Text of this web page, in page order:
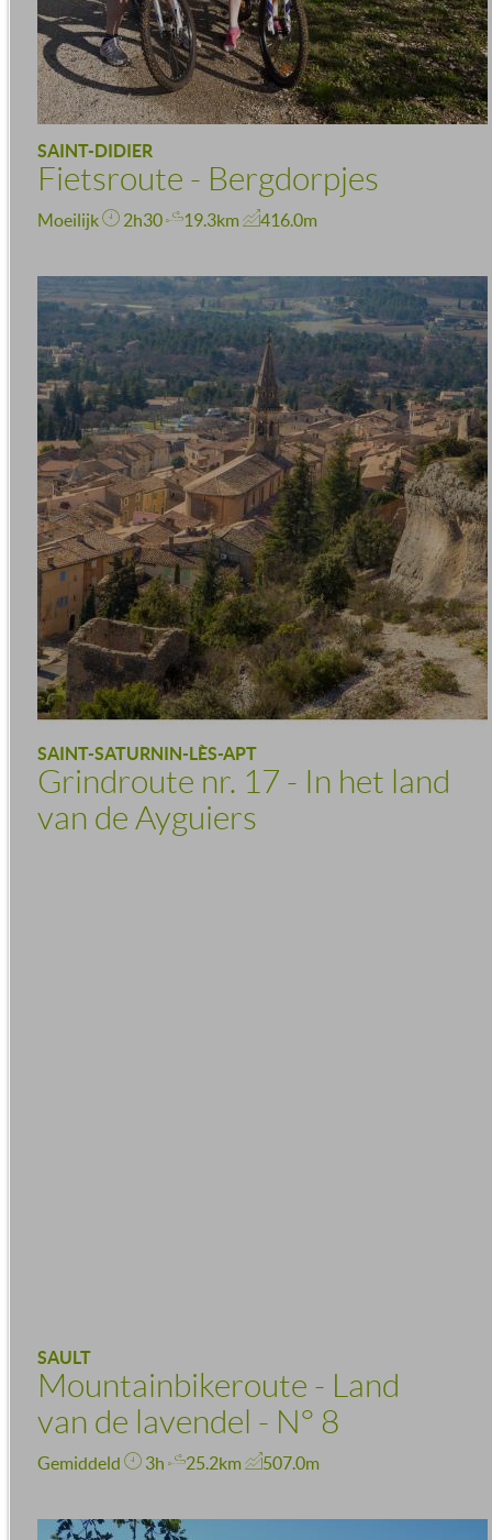
SAINT-DIDIER
Fietsroute - Bergdorpjes
Moeilijk 2h30 19.3km 416.0m
SAINT-SATURNIN-LÈS-APT
Grindroute nr. 17 - In het land
van de Ayguiers
SAULT
Mountainbikeroute - Land
van de lavendel - N° 8
Gemiddeld 3h 25.2km 507.0m